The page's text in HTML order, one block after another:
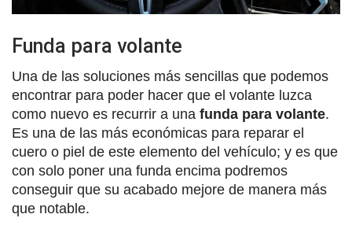
Funda para volante
Una de las soluciones más sencillas que podemos
encontrar para poder hacer que el volante luzca
como nuevo es recurrir a una funda para volante.
Es una de las más económicas para reparar el
cuero o piel de este elemento del vehículo; y es que
con solo poner una funda encima podremos
conseguir que su acabado mejore de manera más
que notable.